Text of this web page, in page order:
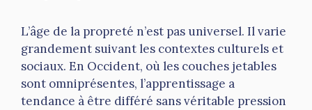
L’âge de la propreté n’est pas universel. Il varie
grandement suivant les contextes culturels et
sociaux. En Occident, où les couches jetables
sont omniprésentes, l’apprentissage a
tendance à être différé sans véritable pression